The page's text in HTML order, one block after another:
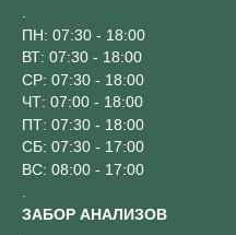
ПН: 07:30 - 18:00
ВТ: 07:30 - 18:00
СР: 07:30 - 18:00
ЧТ: 07:00 - 18:00
ПТ: 07:30 - 18:00
СБ: 07:30 - 17:00
ВС: 08:00 - 17:00
ЗАБОР АНАЛИЗОВ